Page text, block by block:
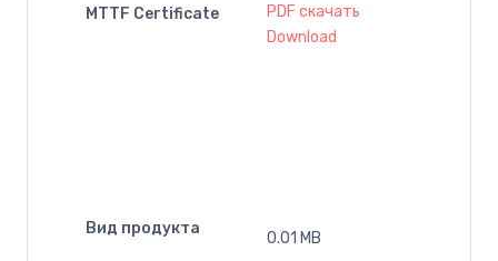
MTTF Certificate
PDF скачать
Вид продукта
Download
0.01 MB